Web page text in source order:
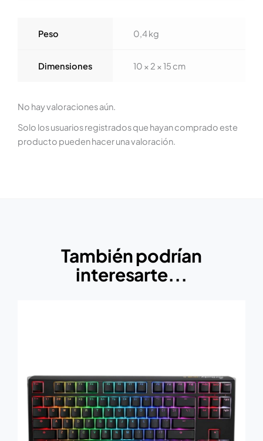
Peso 0,4 kg
Dimensiones 10 × 2 × 15 cm
No hay valoraciones aún.
Solo los usuarios registrados que hayan comprado este
producto pueden hacer una valoración.
También podrían
interesarte...